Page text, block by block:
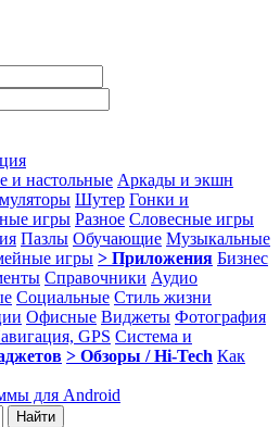
и настольные Аркады и экшн
Шутер Гонки и
игры Разное Словесные игры
Пазлы Обучающие Музыкальные
игры > Приложения Бизнес
Справочники Аудио
Социальные Стиль жизни
Офисные Виджеты Фотография
GPS Система и
> Обзоры / Hi-Tech Как
для Android
Найти